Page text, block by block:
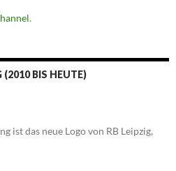
.
(2010 BIS HEUTE)
ist das neue Logo von RB Leipzig,